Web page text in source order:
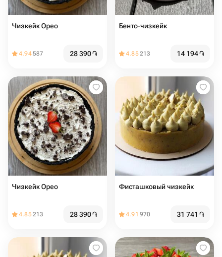
Чизкейк Орео
4.94587 28 390֏
Бенто-чизкейк
4.85213 14 194֏
Чизкейк Орео
4.85213 28 390֏
Фисташковый чизкейк
4.91 970 31 741 ֏